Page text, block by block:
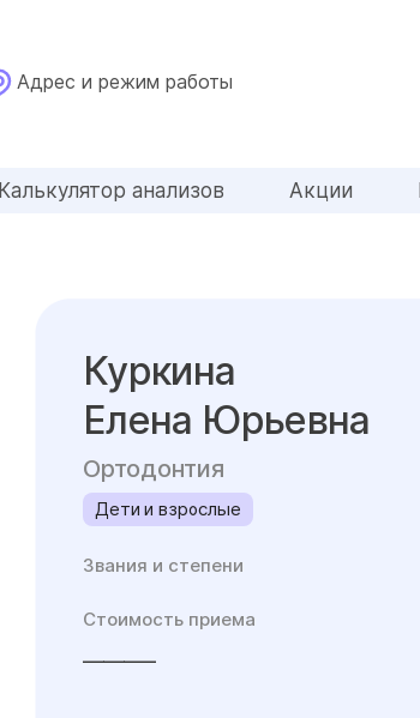
Адрес и режим работы
Калькулятор анализов Акции
Куркина
Елена Юрьевна
Ортодонтия
Дети и взрослые
Звания и степени
Стоимость приема